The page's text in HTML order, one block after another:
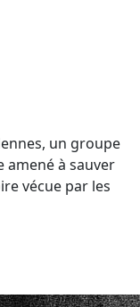
un groupe
amené à sauver
vécue par les